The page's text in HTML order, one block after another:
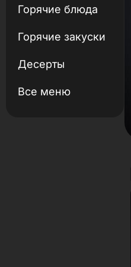
Горячие блюда
Горячие закуски
Десерты
Все меню